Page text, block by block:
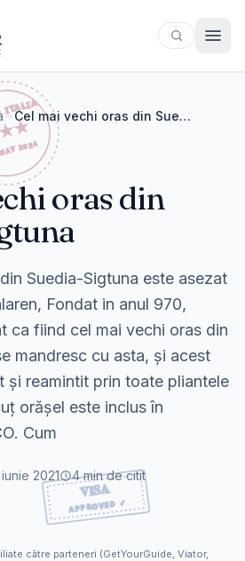
Cel mai vechi oras din Suedia-Sigtuna
oras din
Suedia-Sigtuna este asezat
Fondat in anul 970,
ca fiind cel mai vechi oras din
mandresc cu asta, și acest
și reamintit prin toate pliantele
orășel este inclus în
Cum
iunie 2021 4min de citit
către parteneri (GetYourGuide, Viator,